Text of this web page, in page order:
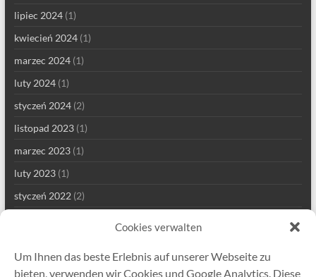
Cookies verwalten
Um Ihnen das beste Erlebnis auf unserer Webseite zu
bieten, verwenden wir Cookies und Google Analytics. Diese
lipiec 2024(1)
kwiecień 2024(1)
marzec 2024(1)
luty 2024(1)
styczeń 2024(2)
listopad 2023(1)
marzec 2023(1)
luty 2023(1)
styczeń 2022(2)
sierpień 2021(4)